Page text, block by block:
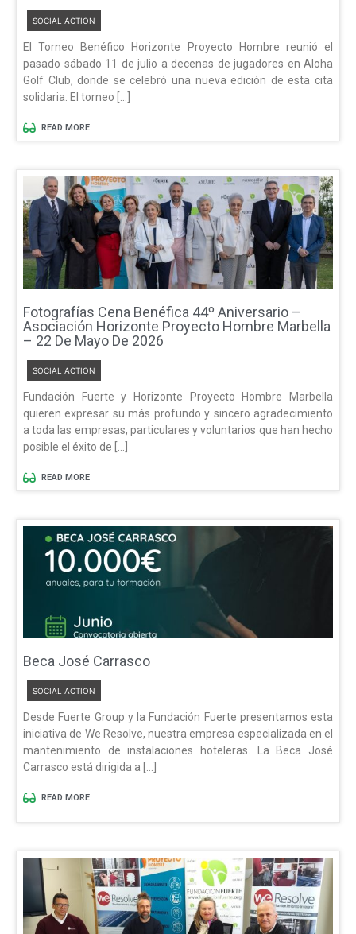
SOCIAL ACTION
El Torneo Benéfico Horizonte Proyecto Hombre reunió el
pasado sábado 11 de julio a decenas de jugadores en Aloha
Golf Club, donde se celebró una nueva edición de esta cita
solidaria. El torneo […]
READ MORE
Fotografías Cena Benéfica 44º Aniversario –
Asociación Horizonte Proyecto Hombre Marbella
– 22 De Mayo De 2026
SOCIAL ACTION
Fundación Fuerte y Horizonte Proyecto Hombre Marbella
quieren expresar su más profundo y sincero agradecimiento
a toda las empresas, particulares y voluntarios que han hecho
posible el éxito de […]
READ MORE
Beca José Carrasco
SOCIAL ACTION
Desde Fuerte Group y la Fundación Fuerte presentamos esta
iniciativa de We Resolve, nuestra empresa especializada en el
mantenimiento de instalaciones hoteleras. La Beca José
Carrasco está dirigida a […]
READ MORE